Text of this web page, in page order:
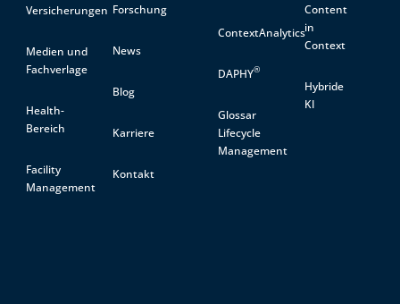
Versicherungen
Medien und
Fachverlage
Health-
Bereich
Facility
Management
Forschung
News
Blog
Karriere
Kontakt
ContextAnalytics
DAPHY®
Glossar
Lifecycle
Management
Content
in
Context
Hybride
KI